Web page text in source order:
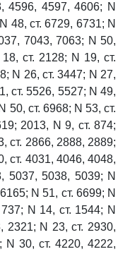
4596, 4597, 4606; N
48, ст. 6729, 6731; N
7043, 7063; N 50,
ст. 2128; N 19, ст.
N 26, ст. 3447; N 27,
ст. 5526, 5527; N 49,
50, ст. 6968; N 53, ст.
2013, N 9, ст. 874;
ст. 2866, 2888, 2889;
ст. 4031, 4046, 4048,
5037, 5038, 5039; N
N 51, ст. 6699; N
N 14, ст. 1544; N
2321; N 23, ст. 2930,
N 30, ст. 4220, 4222,